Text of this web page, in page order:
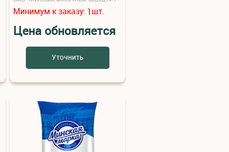
Минимум к заказу: 1шт.
Цена обновляется
Уточнить